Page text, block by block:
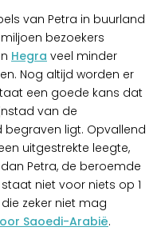
van Petra in buurland
bezoekers
Hegra veel minder
Nog altijd worden er
een goede kans dat
van de
ligt. Opvallend
uitgestrekte leegte,
Petra, de beroemde
niet voor niets op 1
zeker niet mag
Saoedi-Arabië.